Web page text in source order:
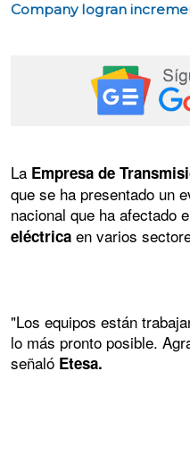
Company logran
La Empresa de
que se ha presentado un
nacional que ha afectado
eléctrica en varios
"Los equipos están
lo más pronto posible.
señaló Etesa.